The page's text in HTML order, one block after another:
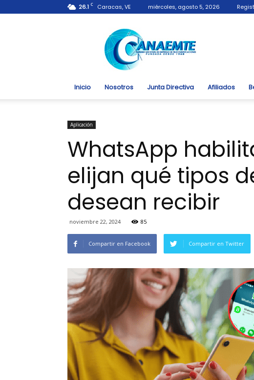
26.1 C Caracas, VE miércoles, agosto 5, 2026
Canaemte.org.ve
Inicio Nosotros Junta Directiva Afiliados
Aplicación
WhatsApp
elijan qué tipos
desean recibir
noviembre 22, 2024 85
Compartir en Facebook Compartir en Twitter